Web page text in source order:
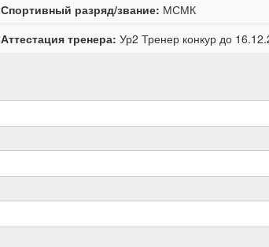
Спортивный разряд/звание: МСМК
Аттестация тренера: Ур2 Тренер конкур до